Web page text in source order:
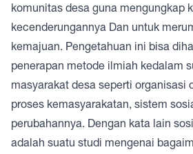
komunitas desa guna mengungkap
kecenderungannya Dan untuk
kemajuan. Pengetahuan ini bisa
penerapan metode ilmiah kedalam
masyarakat desa seperti organisasi
proses kemasyarakatan, sistem
perubahannya. Dengan kata lain
adalah suatu studi mengenai